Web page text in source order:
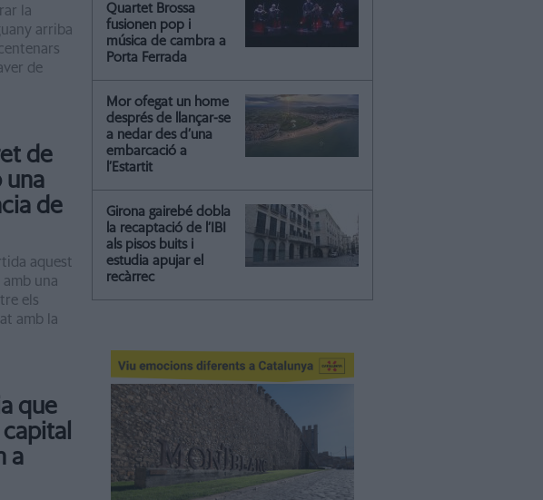
la
arriba
de
de
una
de
aquest
una
els
amb la
que
a
Quartet Brossa
fusionen pop i
música de cambra a
Porta Ferrada
Mor ofegat un home
després de llançar-se
a nedar des d’una
embarcació a
l’Estartit
Girona gairebé dobla
la recaptació de l’IBI
als pisos buits i
estudia apujar el
recàrrec